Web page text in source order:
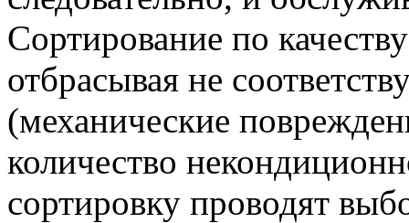
Сортирование по
отбрасывая не
(механические
количество
сортировку проводят